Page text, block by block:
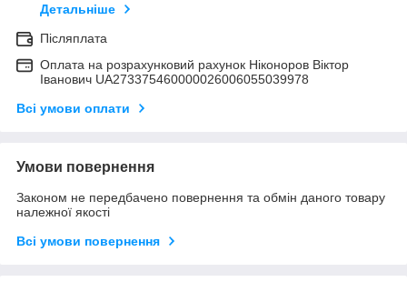
Детальніше
Післяплата
Оплата на розрахунковий рахунок Ніконоров Віктор
Іванович UA273375460000026006055039978
Всі умови оплати
Умови повернення
Законом не передбачено повернення та обмін даного товару
належної якості
Всі умови повернення